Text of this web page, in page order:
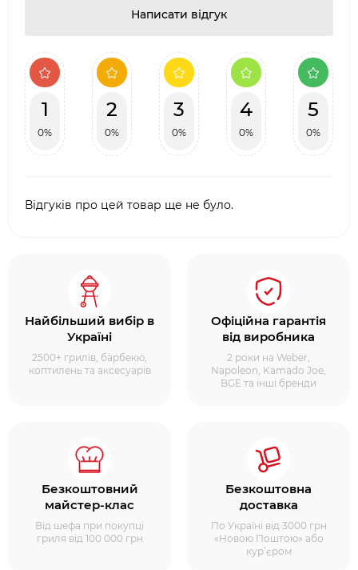
Написати відгук
1
0%
2
0%
3
0%
4
0%
5
0%
Відгуків про цей товар ще не було.
Найбільший вибір в
Україні
2500+ грилів, барбекю,
коптилень та аксесуарів
Офіційна гарантія
від виробника
2 роки на Weber,
Napoleon, Kamado Joe,
BGE та інші бренди
Безкоштовний
майстер-клас
Від шефа при покупці
гриля від 100 000 грн
Безкоштовна
доставка
По Україні від 3000 грн
«Новою Поштою» або
кур’єром